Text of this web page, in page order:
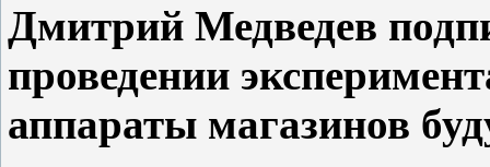
Дмитрий Медведев
проведении
аппараты магазинов